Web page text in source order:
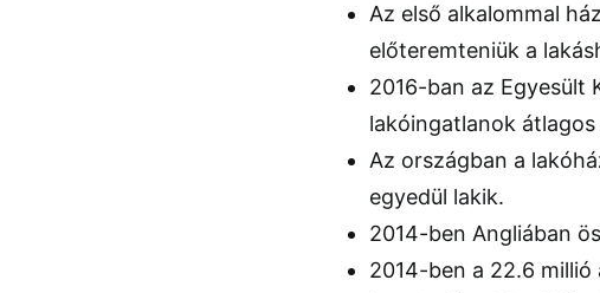
Az első alkalommal
előteremteniük a
2016-ban az Egyesült
lakóingatlanok
Az országban a
egyedül lakik.
2014-ben Angliában
2014-ben a 22.6